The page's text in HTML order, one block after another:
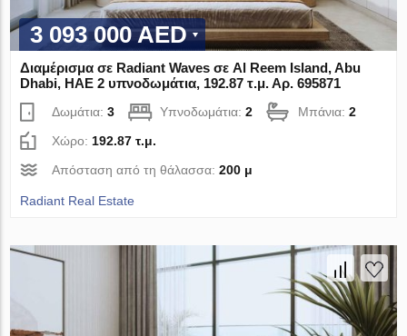
3 093 000 AED
Διαμέρισμα σε Radiant Waves σε Al Reem Island, Abu
Dhabi, ΗΑΕ 2 υπνοδωμάτια, 192.87 τ.μ. Αρ. 695871
Δωμάτια:3 Υπνοδωμάτια:2 Μπάνια:2
Χώρο:192.87 τ.μ.
Απόσταση από τη θάλασσα:200 μ
Radiant Real Estate